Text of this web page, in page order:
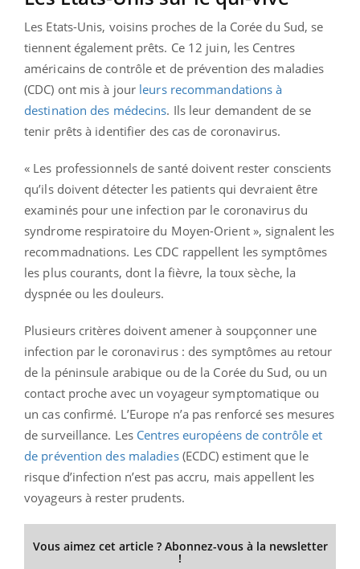
Les Etats-Unis, voisins proches de la Corée du Sud, se
tiennent également prêts. Ce 12 juin, les Centres
américains de contrôle et de prévention des maladies
(CDC) ont mis à jour leurs recommandations à
destination des médecins. Ils leur demandent de se
tenir prêts à identifier des cas de coronavirus.
« Les professionnels de santé doivent rester conscients
qu’ils doivent détecter les patients qui devraient être
examinés pour une infection par le coronavirus du
syndrome respiratoire du Moyen-Orient », signalent les
recommadnations. Les CDC rappellent les symptômes
les plus courants, dont la fièvre, la toux sèche, la
dyspnée ou les douleurs.
Plusieurs critères doivent amener à soupçonner une
infection par le coronavirus : des symptômes au retour
de la péninsule arabique ou de la Corée du Sud, ou un
contact proche avec un voyageur symptomatique ou
un cas confirmé. L’Europe n’a pas renforcé ses mesures
de surveillance. Les Centres européens de contrôle et
de prévention des maladies(ECDC) estiment que le
risque d’infection n’est pas accru, mais appellent les
voyageurs à rester prudents.
Vous aimez cet article ? Abonnez-vous à la newsletter
!